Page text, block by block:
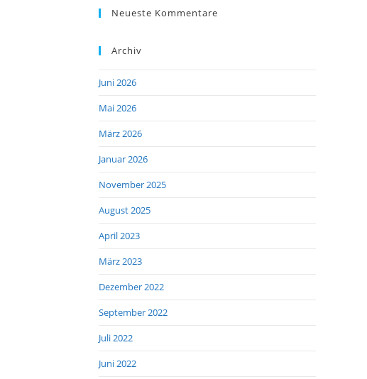
Neueste Kommentare
Archiv
Juni 2026
Mai 2026
März 2026
Januar 2026
November 2025
August 2025
April 2023
März 2023
Dezember 2022
September 2022
Juli 2022
Juni 2022